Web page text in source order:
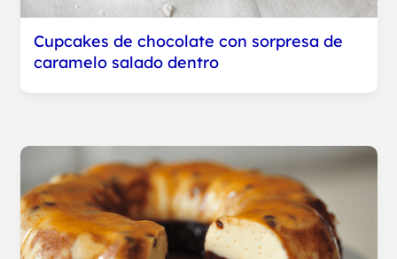
Cupcakes de chocolate con sorpresa de
caramelo salado dentro